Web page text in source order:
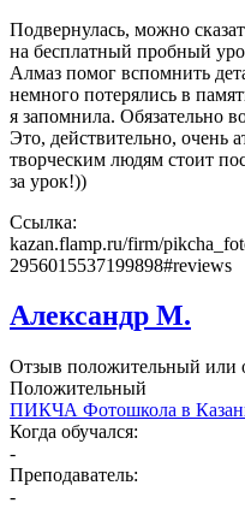
Подвернулась, можно
на бесплатный пробный
Алмаз помог вспомнить
немного потерялись в
я запомнила. Обязательно
Это, действительно, очень
творческим людям стоит
за урок!))
Ссылка:
kazan.flamp.ru/firm/
2956015537199898#reviews
Александр М.
Отзыв положительный или
Положительный
ПИКЧА Фотошкола в
Когда обучался:
-
Преподаватель:
-